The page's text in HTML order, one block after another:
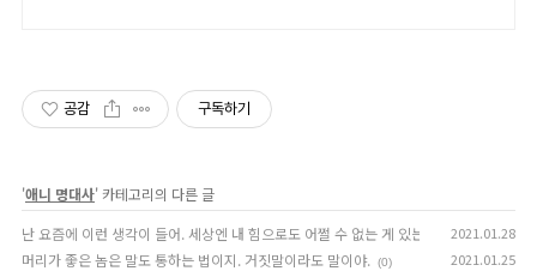
공감 구독하기
'애니 명대사' 카테고리의 다른 글
난 요즘에 이런 생각이 들어. 세상엔 내 힘으로도 어쩔 수 없는 게 있는데 그럴 땐 운명
2021.01.28
머리가 좋은 놈은 말도 통하는 법이지. 거짓말이라도 말이야. (0) 2021.01.25